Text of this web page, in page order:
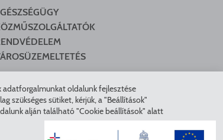
adatforgalmunkat oldalunk fejlesztése
szükséges sütiket, kérjük, a "Beállítások"
alján található "Cookie beállítások" alatt